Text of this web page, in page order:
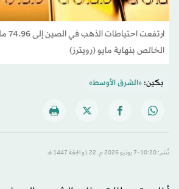
الخالص بنهاية مايو (رويترز)
بكين:«الشرق الأوسط»
نُشر: 10:20-7 يونيو 2026 م ـ 22 ذو الحِجّة 1447 هـ